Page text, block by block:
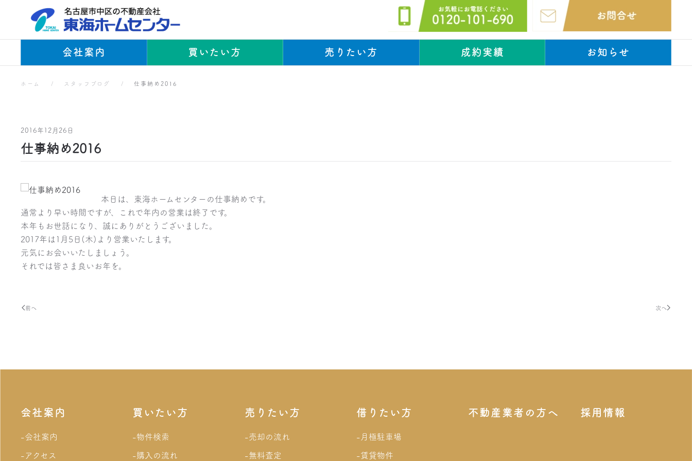
Skip to main content
会社案内 買いたい方 売りたい方 成約実績 お知らせ
スタッフブログ
ホーム スタッフブログ 仕事納め2016
2016年12月26日
仕事納め2016
本日は、東海ホームセンターの仕事納めです。
通常より早い時間ですが、これで年内の営業は終了です。
本年もお世話になり、誠にありがとうございました。
2017年は1月5日(木)より営業いたします。
元気にお会いいたしましょう。
それでは皆さま良いお年を。
前へ 次へ
会社案内
-会社案内
-アクセス
買いたい方
-物件検索
-購入の流れ
売りたい方
-売却の流れ
-無料査定
借りたい方
-月極駐車場
-賃貸物件
不動産業者の方へ 採用情報